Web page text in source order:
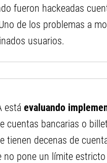
fueron hackeadas
de los problemas a
usuarios.
está evaluando
cuentas bancarias o
tienen decenas de
no pone un límite